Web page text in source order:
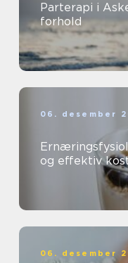
Parterapi i
forhold
06. desember
og effektiv
06. desember